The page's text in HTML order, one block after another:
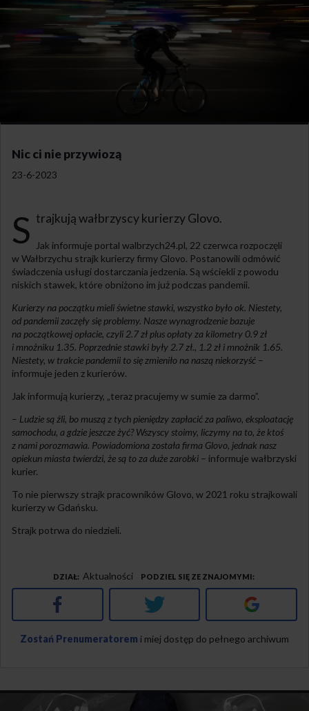
Nic ci nie przywiozą
23-6-2023
S trajkują wałbrzyscy kurierzy Glovo.
Jak informuje portal walbrzych24.pl, 22 czerwca rozpoczęli
w Wałbrzychu strajk kurierzy firmy Glovo. Postanowili odmówić
świadczenia usługi dostarczania jedzenia. Są wściekli z powodu
niskich stawek, które obniżono im już podczas pandemii.
Kurierzy na początku mieli świetne stawki, wszystko było ok. Niestety,
od pandemii zaczęły się problemy. Nasze wynagrodzenie bazuje
na początkowej opłacie, czyli 2.7 zł plus opłaty za kilometry 0.9 zł
i mnożniku 1.35. Poprzednie stawki były 2.7 zł., 1.2 zł i mnożnik 1.65.
Niestety, w trakcie pandemii to się zmieniło na naszą niekorzyść –
informuje jeden z kurierów.
Jak informują kurierzy, „teraz pracujemy w sumie za darmo”.
– Ludzie są źli, bo muszą z tych pieniędzy zapłacić za paliwo, eksploatację
samochodu, a gdzie jeszcze żyć? Wszyscy stoimy, liczymy na to, że ktoś
z nami porozmawia. Powiadomiona została firma Glovo, jednak nasz
opiekun miasta twierdzi, że są to za duże zarobki – informuje wałbrzyski
kurier.
To nie pierwszy strajk pracowników Glovo, w 2021 roku strajkowali
kurierzy w Gdańsku.
Strajk potrwa do niedzieli.
DZIAŁ Aktualności PODZIEL SIĘ ZE ZNAJOMYMI
Facebook Twitter Google+
Zostań Prenumeratorem i miej dostęp do pełnego archiwum